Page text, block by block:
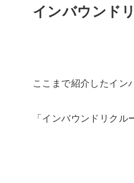
インバウンド
ここまで紹介したイン
「インバウンドリク